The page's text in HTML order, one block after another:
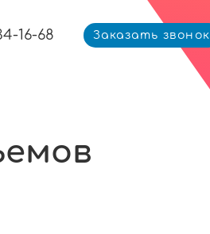
16-68 Заказать звонок